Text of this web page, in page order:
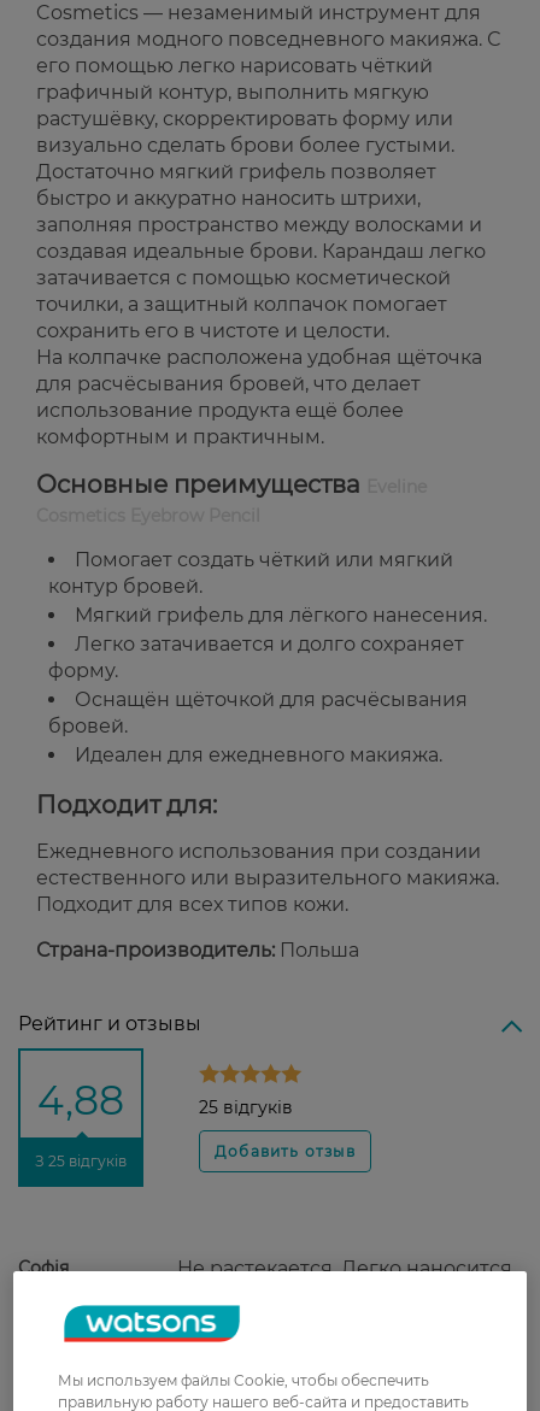
Cosmetics — незаменимый инструмент для
создания модного повседневного макияжа. С
его помощью легко нарисовать чёткий
графичный контур, выполнить мягкую
растушёвку, скорректировать форму или
визуально сделать брови более густыми.
Достаточно мягкий грифель позволяет
быстро и аккуратно наносить штрихи,
заполняя пространство между волосками и
создавая идеальные брови. Карандаш легко
затачивается с помощью косметической
точилки, а защитный колпачок помогает
сохранить его в чистоте и целости.
На колпачке расположена удобная щёточка
для расчёсывания бровей, что делает
использование продукта ещё более
комфортным и практичным.
Основные преимущества
Помогает создать чёткий или мягкий
контур бровей.
Мягкий грифель для лёгкого нанесения.
Легко затачивается и долго сохраняет
форму.
Оснащён щёточкой для расчёсывания
бровей.
Идеален для ежедневного макияжа.
Подходит для:
Ежедневного использования при создании
естественного или выразительного макияжа.
Подходит для всех типов кожи.
Страна-производитель: Польша
Рейтинг и отзывы
4,88
З 25 відгуків
25 відгуків
Софія Не растекается. Легко наносится.
2 апреля, 2021
Якість відмінна, цена - приємна. Не
осипається, колір природний. Мені
Мы используем файлы Cookie, чтобы обеспечить
правильную работу нашего веб-сайта и предоставить